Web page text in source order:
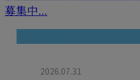
募集中...
2026.07.31